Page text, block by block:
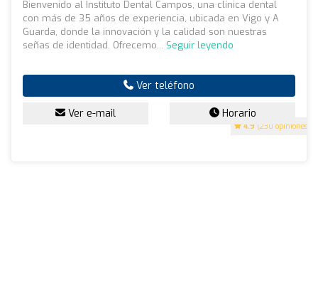
4.9 (230 opiniones)
Bienvenido al Instituto Dental Campos, una clínica dental
con más de 35 años de experiencia, ubicada en Vigo y A
Guarda, donde la innovación y la calidad son nuestras
señas de identidad. Ofrecemo... Seguir leyendo
Ver teléfono
Ver e-mail Horario